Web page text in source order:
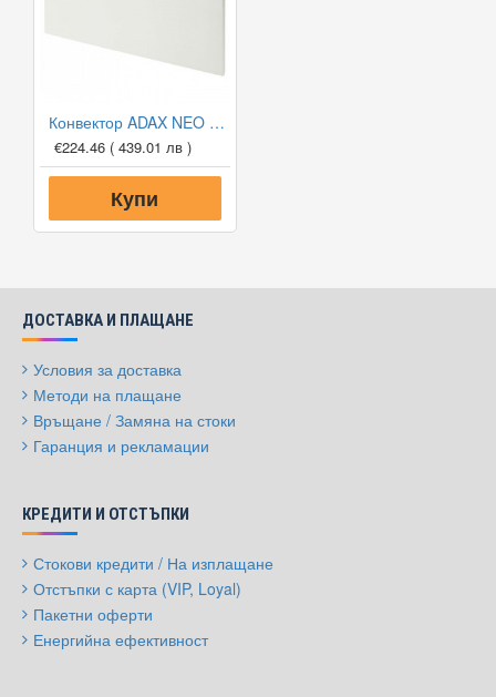
Конвектор ADAX NEO NP 20 KDT, 2000W, Дигитален програмируем термостат
€224.46 ( 439.01 лв )
Купи
ДОСТАВКА И ПЛАЩАНЕ
Условия за доставка
Методи на плащане
Връщане / Замяна на стоки
Гаранция и рекламации
КРЕДИТИ И ОТСТЪПКИ
Стокови кредити / На изплащане
Отстъпки с карта (VIP, Loyal)
Пакетни оферти
Енергийна ефективност